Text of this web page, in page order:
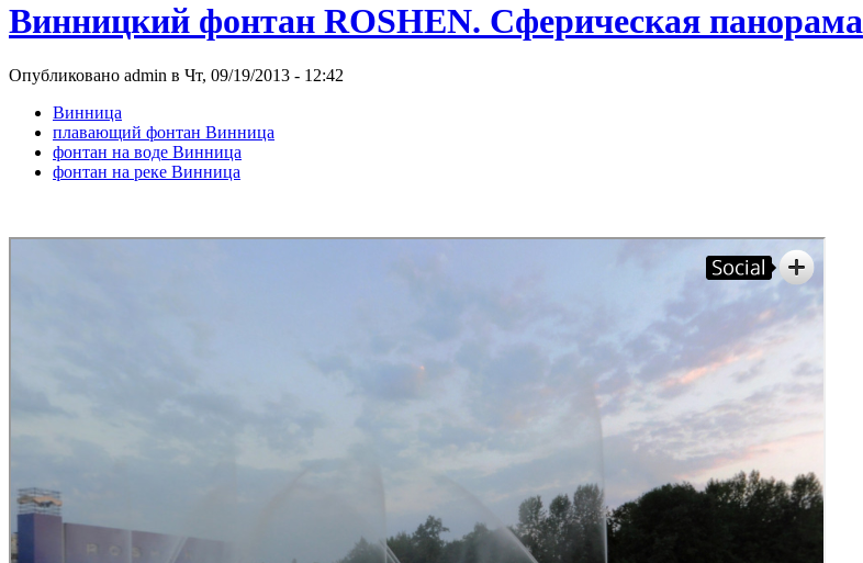
Винницкий фонтан ROSHEN. Cферическая панорама
Опубликовано admin в Чт, 09/19/2013 - 12:42
Винница
плавающий фонтан Винница
фонтан на воде Винница
фонтан на реке Винница